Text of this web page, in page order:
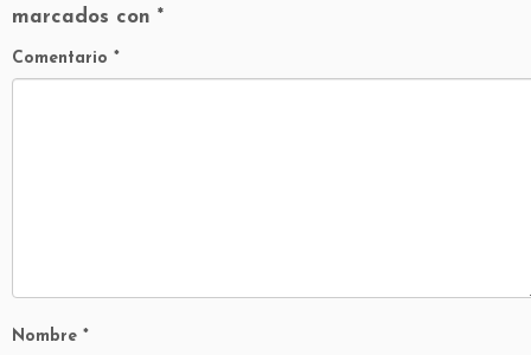
marcados con *
Comentario *
Nombre *